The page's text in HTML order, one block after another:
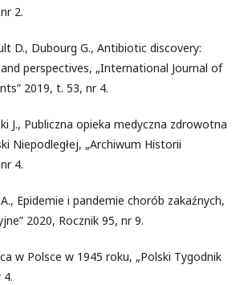
2.
D., Dubourg G., Antibiotic discovery:
perspectives, „International Journal of
2019, t. 53, nr 4.
J., Publiczna opieka medyczna zdrowotna
Niepodległej, „Archiwum Historii
4.
Epidemie i pandemie chorób zakaźnych,
2020, Rocznik 95, nr 9.
w Polsce w 1945 roku, „Polski Tygodnik
4.